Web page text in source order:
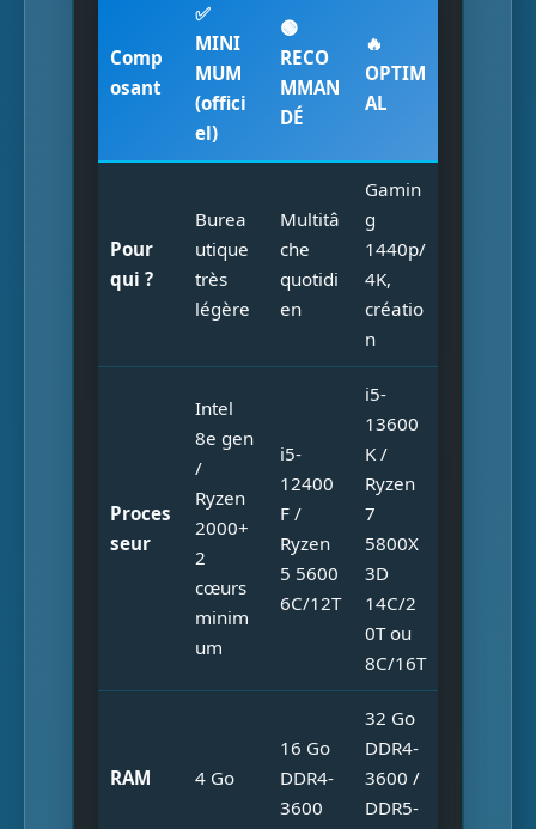
Comp
osant
✅
MINI
MUM
(offici
el)
🟢
RECO
MMAN
DÉ
🔥
OPTIM
AL
Pour
qui ?
Burea
utique
très
légère
Multitâ
che
quotidi
en
Gamin
g
1440p/
4K,
créatio
n
Proces
seur
Intel
8e gen
/
Ryzen
2000+
2
cœurs
minim
um
i5-
12400
F /
Ryzen
5 5600
6C/12T
i5-
13600
K /
Ryzen
7
5800X
3D
14C/2
0T ou
8C/16T
RAM 4 Go
16 Go
DDR4-
3600
32 Go
DDR4-
3600 /
DDR5-